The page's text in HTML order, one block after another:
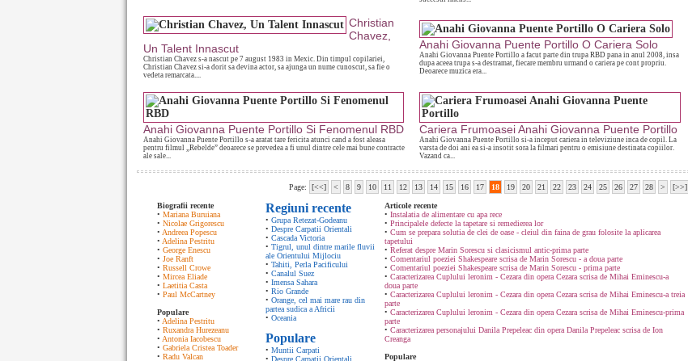
Christian
Chavez,
Un Talent Innascut
Christian Chavez s-a nascut pe 7 august 1983 in Mexic. Din timpul copilariei,
Christian Chavez si-a dorit sa devina actor, sa ajunga un nume cunoscut, sa fie o
vedeta remarcata....
Anahi Giovanna Puente Portillo O Cariera Solo
Anahi Giovanna Puente Portillo a facut parte din trupa RBD pana in anul 2008, insa
dupa aceea trupa s-a destramat, fiecare membru urmand o cariera pe cont propriu.
Deoarece muzica era...
Anahi Giovanna Puente Portillo Si Fenomenul RBD
Anahi Giovanna Puente Portillo s-a aratat tare fericita atunci cand a fost aleasa
pentru filmul „Rebelde” deoarece se prevedea a fi unul dintre cele mai bune contracte
ale sale...
Cariera Frumoasei Anahi Giovanna Puente Portillo
Anahi Giovanna Puente Portillo si-a inceput cariera in televiziune inca de copil. La
varsta de doi ani ea si-a insotit sora la filmari pentru o emisiune destinata copiilor.
Vazand ca...
Page: [<<] < 8 9 10 11 12 13 14 15 16 17 18 19 20 21 22 23 24 25 26 27 28 > [>>]
Biografii recente
• Mariana Buruiana
• Nicolae Grigorescu
• Andreea Popescu
• Adelina Pestritu
• George Enescu
• Joe Ranft
• Russell Crowe
• Mircea Eliade
• Laetitia Casta
• Paul McCartney
Populare
• Adelina Pestritu
• Ruxandra Hurezeanu
• Antonia Iacobescu
• Gabriela Cristea Toader
• Radu Valcan
Regiuni recente
• Grupa Retezat-Godeanu
• Despre Carpatii Orientali
• Cascada Victoria
• Tigrul, unul dintre marile fluvii
ale Orientului Mijlociu
• Tahiti, Perla Pacificului
• Canalul Suez
• Imensa Sahara
• Rio Grande
• Orange, cel mai mare rau din
partea sudica a Africii
• Oceania
Populare
• Muntii Carpati
• Despre Carpatii Orientali
Articole recente
• Instalatia de alimentare cu apa rece
• Principalele defecte la tapetare si remedierea lor
• Cum se prepara solutia de clei de oase - cleiul din faina de grau folosite la aplicarea
tapetului
• Referat despre Marin Sorescu si clasicismul antic-prima parte
• Comentariul poeziei Shakespeare scrisa de Marin Sorescu - a doua parte
• Comentariul poeziei Shakespeare scrisa de Marin Sorescu - prima parte
• Caracterizarea Cuplului leronim - Cezara din opera Cezara scrisa de Mihai Eminescu-a
doua parte
• Caracterizarea Cuplului leronim - Cezara din opera Cezara scrisa de Mihai Eminescu-a treia
parte
• Caracterizarea Cuplului leronim - Cezara din opera Cezara scrisa de Mihai Eminescu-prima
parte
• Caracterizarea personajului Danila Prepeleac din opera Danila Prepeleac scrisa de Ion
Creanga
Populare